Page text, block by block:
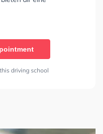
driving school